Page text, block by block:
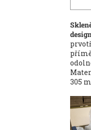
305